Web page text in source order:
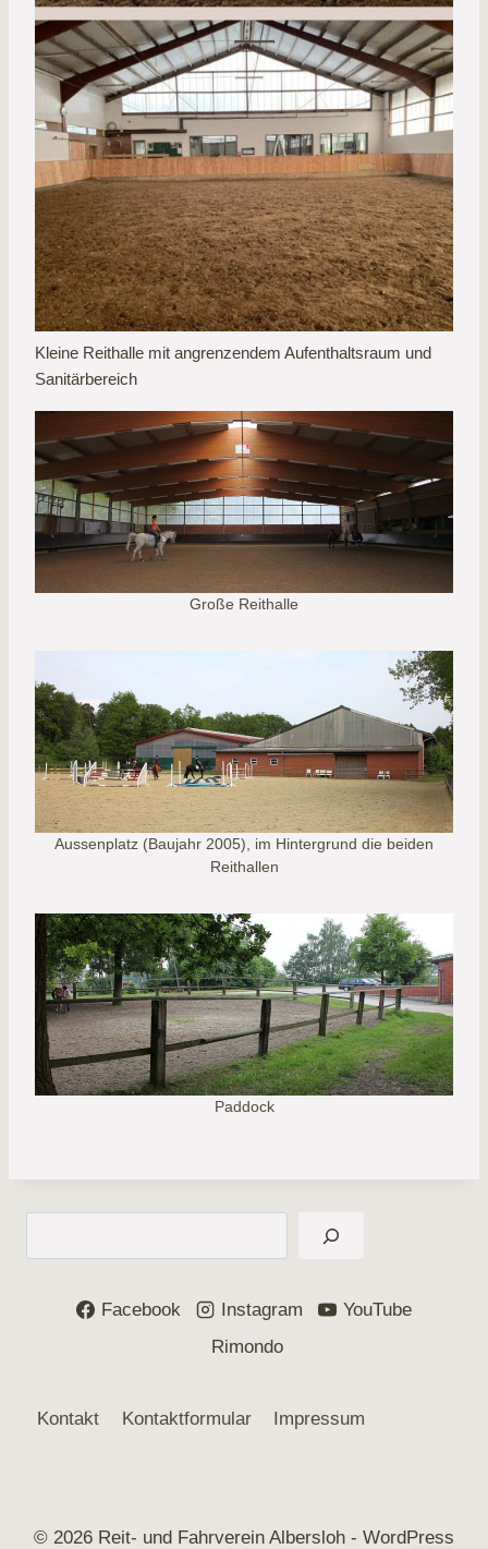
Kleine Reithalle mit angrenzendem Aufenthaltsraum und
Sanitärbereich
Große Reithalle
Aussenplatz (Baujahr 2005), im Hintergrund die beiden
Reithallen
Paddock
Facebook Instagram
YouTube
Rimondo
Kontakt Kontaktformular Impressum
© 2026 Reit- und Fahrverein Albersloh - WordPress